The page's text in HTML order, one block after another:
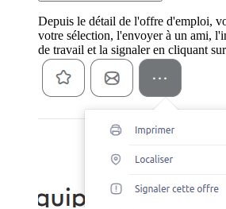
Depuis le détail de l'offre d'emploi,
votre sélection, l'envoyer à un ami,
de travail et la signaler en cliquant